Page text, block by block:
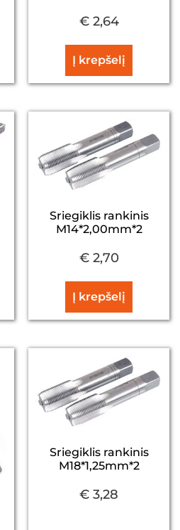
€2,64
Į krepšelį
Sriegiklis rankinis
M14*2,00mm*2
€2,70
Į krepšelį
Sriegiklis rankinis
M18*1,25mm*2
€ 3,28